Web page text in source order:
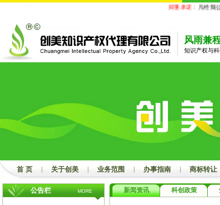
郑重承诺： 凡经我公
风雨兼
知识产权与
首 页 关于创美 业务范围 办事指南 商标转让
公告栏 MORE 新闻资讯 科创政策